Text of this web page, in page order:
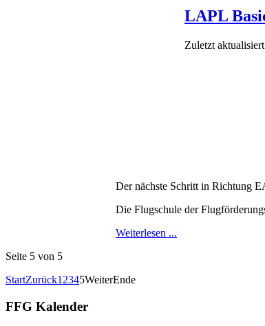
LAPL
Zuletzt
Der nächste Schritt in Richtung
Die Flugschule der
Weiterlesen ...
Seite 5 von 5
StartZurück1 2345WeiterEnde
FFG Kalender